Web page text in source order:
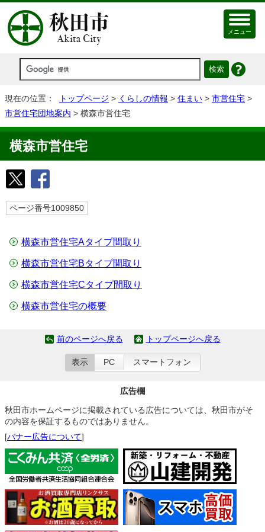
メニュー
現在の位置： トップページ > くらしの情報 > 住まい > 市営住宅 >
市営住宅団地案内 > 横森市営住宅
横森市営住宅
ページ番号1009850
横森市営住宅Aタイプ間取り
横森市営住宅Bタイプ間取り
横森市営住宅Cタイプ間取り
横森市営住宅の概要
前のページへ戻る トップページへ戻る
表示 PC スマートフォン
広告欄
秋田市ホームページに掲載されている広告については、秋田市がそ
の内容を保証するものではありません。
[バナー広告について]